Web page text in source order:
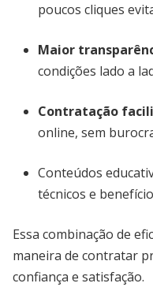
poucos cliques
Maior
condições lado a
Contratação
online, sem
Conteúdos
técnicos e
Essa combinação de
maneira de contratar
confiança e satisfação.